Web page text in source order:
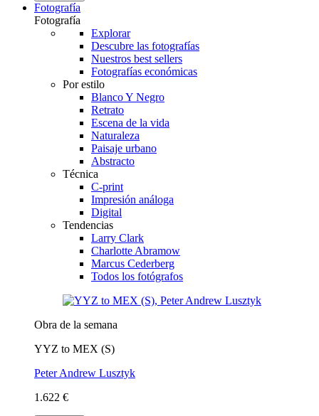
Fotografía
Fotografía
Explorar
Descubre las fotografías
Nuestros best sellers
Fotografías económicas
Por estilo
Blanco Y Negro
Retrato
Escena de la vida
Naturaleza
Paisaje urbano
Abstracto
Técnica
C-print
Impresión análoga
Digital
Tendencias
Larry Clark
Charlotte Abramow
Marcus Cederberg
Todos los fotógrafos
Obra de la semana
YYZ to MEX (S)
Peter Andrew Lusztyk
1.622 €